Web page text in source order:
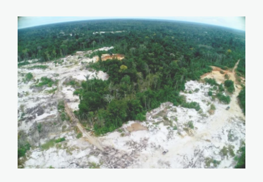
varillales—loreto—
iiap